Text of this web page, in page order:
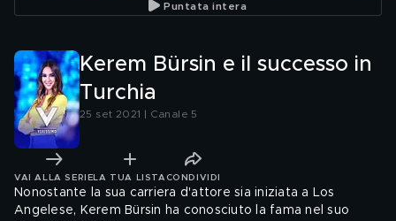
Puntata intera
Kerem Bürsin e il successo in
Turchia
25 set 2021 | Canale 5
VAI ALLA SERIE LA TUA LISTA CONDIVIDI
Nonostante la sua carriera d'attore sia iniziata a Los
Angelese, Kerem Bürsin ha conosciuto la fama nel suo